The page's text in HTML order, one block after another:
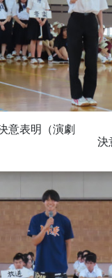
（演劇
意表明